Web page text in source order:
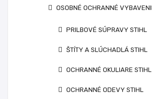
OSOBNÉ OCHRANNÉ
PRILBOVÉ SÚPRAVY STIHL
ŠTÍTY A SLÚCHADLÁ STIHL
OCHRANNÉ OKULIARE STIHL
OCHRANNÉ ODEVY STIHL